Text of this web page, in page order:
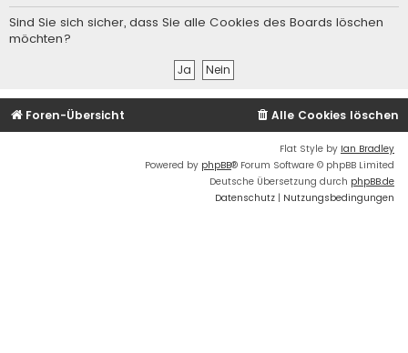
h
Sind Sie sich sicher, dass Sie alle Cookies des Boards löschen
möchten?
Foren-Übersicht Alle Cookies löschen
Flat Style by Ian Bradley
Powered by phpBB® Forum Software © phpBB Limited
Deutsche Übersetzung durch phpBB.de
Datenschutz | Nutzungsbedingungen